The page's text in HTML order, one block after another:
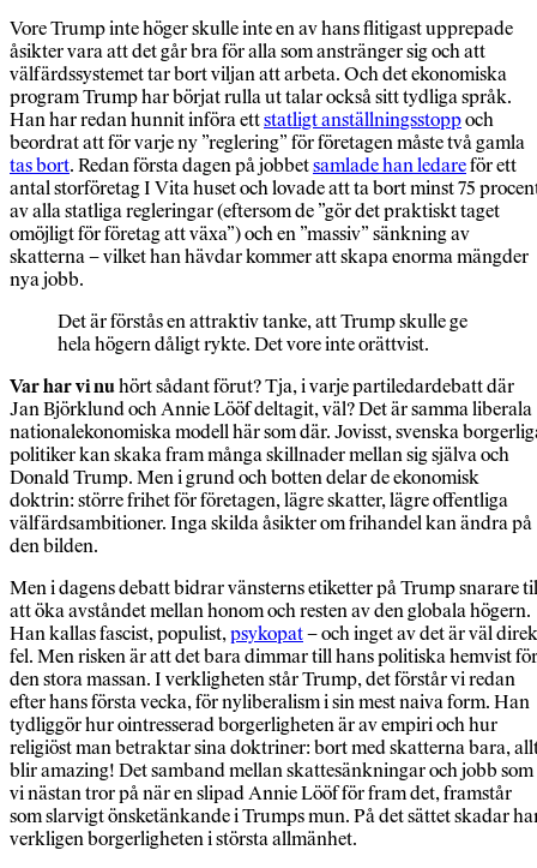
Vore Trump inte höger skulle inte en av hans flitigast upprepade
åsikter vara att det går bra för alla som anstränger sig och att
välfärdssystemet tar bort viljan att arbeta. Och det ekonomiska
program Trump har börjat rulla ut talar också sitt tydliga språk.
Han har redan hunnit införa ettstatligt anställningsstoppoch
beordrat att för varje ny ”reglering” för företagen måste två gamla
tas bort. Redan första dagen på jobbetsamlade han ledareför ett
antal storföretag I Vita huset och lovade att ta bort minst 75
av alla statliga regleringar (eftersom de ”gör det praktiskt taget
omöjligt för företag att växa”) och en ”massiv” sänkning av
skatterna – vilket han hävdar kommer att skapa enorma mängder
nya jobb.
Det är förstås en attraktiv tanke, att Trump skulle ge
hela högern dåligt rykte. Det vore inte orättvist.
Var har vi nuhört sådant förut? Tja, i varje partiledardebatt där
Jan Björklund och Annie Lööf deltagit, väl? Det är samma liberala
nationalekonomiska modell här som där. Jovisst, svenska
politiker kan skaka fram många skillnader mellan sig själva och
Donald Trump. Men i grund och botten delar de ekonomisk
doktrin: större frihet för företagen, lägre skatter, lägre offentliga
välfärdsambitioner. Inga skilda åsikter om frihandel kan ändra på
den bilden.
Men i dagens debatt bidrar vänsterns etiketter på Trump snarare
att öka avståndet mellan honom och resten av den globala högern.
Han kallas fascist, populist,psykopat– och inget av det är väl
fel. Men risken är att det bara dimmar till hans politiska hemvist för
den stora massan. I verkligheten står Trump, det förstår vi redan
efter hans första vecka, för nyliberalism i sin mest naiva form. Han
tydliggör hur ointresserad borgerligheten är av empiri och hur
religiöst man betraktar sina doktriner: bort med skatterna bara,
blir amazing! Det samband mellan skattesänkningar och jobb som
vi nästan tror på när en slipad Annie Lööf för fram det, framstår
som slarvigt önsketänkande i Trumps mun. På det sättet skadar
verkligen borgerligheten i största allmänhet.